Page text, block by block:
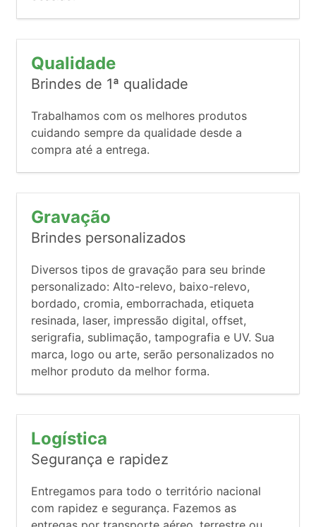
Qualidade
Brindes de 1ª qualidade
Trabalhamos com os melhores produtos
cuidando sempre da qualidade desde a
compra até a entrega.
Gravação
Brindes personalizados
Diversos tipos de gravação para seu brinde
personalizado: Alto-relevo, baixo-relevo,
bordado, cromia, emborrachada, etiqueta
resinada, laser, impressão digital, offset,
serigrafia, sublimação, tampografia e UV. Sua
marca, logo ou arte, serão personalizados no
melhor produto da melhor forma.
Logística
Segurança e rapidez
Entregamos para todo o território nacional
com rapidez e segurança. Fazemos as